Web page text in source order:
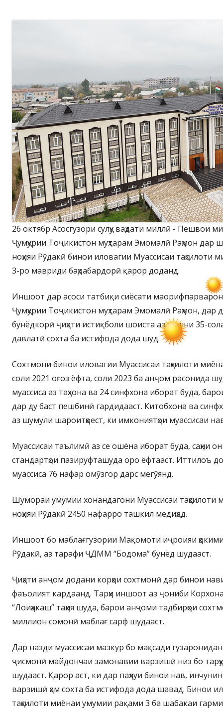
26 октябр Асосгузори сулҳу ваҳдати миллӣ - Пешвои
Ҷумҳурии Тоҷикистон муҳтарам Эмомалӣ Раҳмон дар
ноҳияи Рӯдакӣ бинои иловагии Муассисаи таҳсилоти
3-ро мавриди баҳрабардорӣ қарор доданд.
Иншоот дар асоси татбиқи сиёсати
Ҷумҳурии Тоҷикистон муҳтарам Эмомалӣ Раҳмон, дар
бунёдкорӣ ҷиҳати истиқболи шоиста аз ҷашни 35-
давлатӣ сохта ба истифода дода шуд.
Сохтмони бинои иловагии Муассисаи таҳсилоти
соли 2021 оғоз ёфта, соли 2023 ба анҷом расонида
муассиса аз таҳхона ва 24 синфхона иборат буда,
дар ду баст пешбинӣ гардидааст. Китобхона ва
аз шумули шароитҳоест, ки имкониятҳои муассисаи
Муассисаи таълимӣ аз се ошёна иборат буда, саҳни
стандартҳои пазируфташуда оро ёфтааст. Иттилоъ
муассиса 76 нафар омӯзгор дарс мегӯянд.
Шумораи умумии хонандагони Муассисаи
ноҳияи Рӯдакӣ 2450 нафарро ташкил медиҳад.
Иншоот бо маблағгузории Мақомоти иҷроияи
Рӯдакӣ, аз тарафи ҶДММ “Бодома” бунёд шудааст.
Ҷиҳати анҷом додани корҳои сохтмонӣ дар бинои
фаъолият кардаанд. Тарҳи иншоот аз ҷониби
“Лоиҳакаш” таҳия шуда, барои анҷоми тадбирҳои
миллион сомонӣ маблағ сарф шудааст.
Дар назди муассисаи мазкур бо мақсади
ҷисмонӣ майдончаи замонавии варзишӣ низ бо
шудааст. Қарор аст, ки дар паҳлуи бинои нав,
варзишӣ ҳам сохта ба истифода дода шавад. Бинои
таҳсилоти миёнаи умумии рақами 3 ба шабакаи